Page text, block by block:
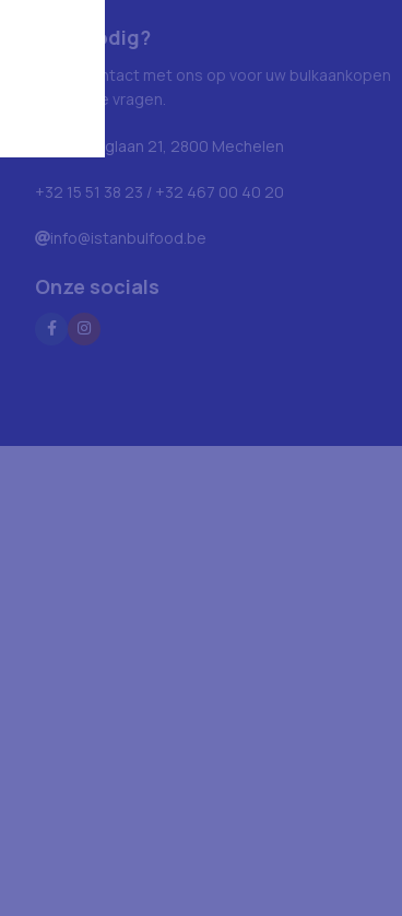
Hulp nodig?
Neem contact met ons op voor uw bulkaankopen
en andere vragen.
Blarenberglaan 21, 2800 Mechelen
+32 15 51 38 23 / +32 467 00 40 20
info@istanbulfood.be
Onze socials